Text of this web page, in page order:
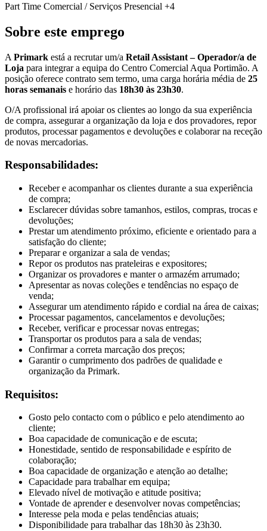
Part Time Comercial / Serviços Presencial +4
Sobre este emprego
A Primark está a recrutar um/a Retail Assistant – Operador/a de
Loja para integrar a equipa do Centro Comercial Aqua Portimão. A
posição oferece contrato sem termo, uma carga horária média de 25
horas semanais e horário das 18h30 às 23h30.
O/A profissional irá apoiar os clientes ao longo da sua experiência
de compra, assegurar a organização da loja e dos provadores, repor
produtos, processar pagamentos e devoluções e colaborar na receção
de novas mercadorias.
Responsabilidades:
Receber e acompanhar os clientes durante a sua experiência
de compra;
Esclarecer dúvidas sobre tamanhos, estilos, compras, trocas e
devoluções;
Prestar um atendimento próximo, eficiente e orientado para a
satisfação do cliente;
Preparar e organizar a sala de vendas;
Repor os produtos nas prateleiras e expositores;
Organizar os provadores e manter o armazém arrumado;
Apresentar as novas coleções e tendências no espaço de
venda;
Assegurar um atendimento rápido e cordial na área de caixas;
Processar pagamentos, cancelamentos e devoluções;
Receber, verificar e processar novas entregas;
Transportar os produtos para a sala de vendas;
Confirmar a correta marcação dos preços;
Garantir o cumprimento dos padrões de qualidade e
organização da Primark.
Requisitos:
Gosto pelo contacto com o público e pelo atendimento ao
cliente;
Boa capacidade de comunicação e de escuta;
Honestidade, sentido de responsabilidade e espírito de
colaboração;
Boa capacidade de organização e atenção ao detalhe;
Capacidade para trabalhar em equipa;
Elevado nível de motivação e atitude positiva;
Vontade de aprender e desenvolver novas competências;
Interesse pela moda e pelas tendências atuais;
Disponibilidade para trabalhar das 18h30 às 23h30.